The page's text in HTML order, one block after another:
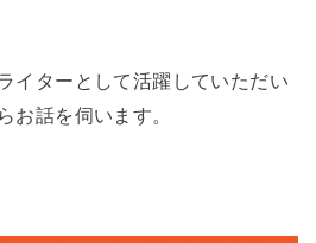
イターとして活躍していただい
お話を伺います。